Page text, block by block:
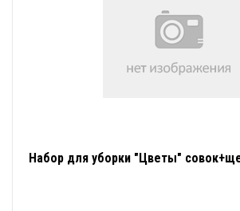
Набор для уборки "Цветы"